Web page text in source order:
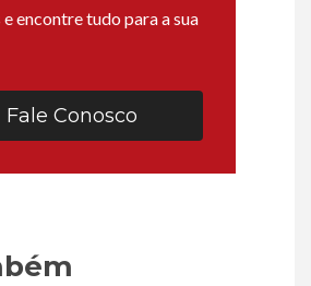
encontre tudo para a sua
Fale Conosco